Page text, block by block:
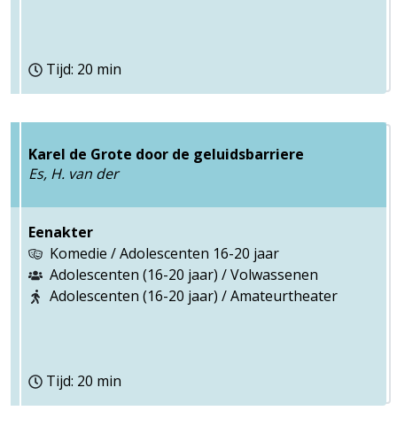
Tijd: 20 min
Karel de Grote door de geluidsbarriere
Es, H. van der
Eenakter
Komedie / Adolescenten 16-20 jaar
Adolescenten (16-20 jaar) / Volwassenen
Adolescenten (16-20 jaar) / Amateurtheater
Tijd: 20 min